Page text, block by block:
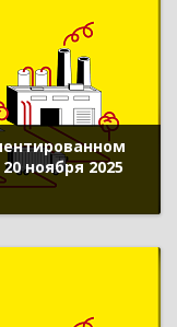
ноября 2025